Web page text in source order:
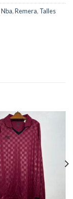
Nba,Remera, Talles